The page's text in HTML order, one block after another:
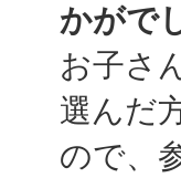
かがで
お子さ
選んだ
ので、